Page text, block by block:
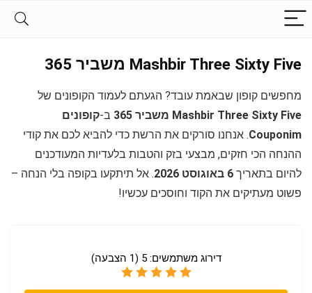
Mashbir Three Sixty Five משביר 365
מחפשים קופון שבאמת עובד? הגעתם לעמוד הקופונים של
Mashbir Three Sixty Five משביר 365
ב-קופונים
Couponim. אנחנו סורקים את הרשת כדי להביא לכם את קודי
ההנחה הכי חזקים, מבצעי בזק והטבות בלעדיות המעודכנים
להיום בתאריך 6 באוגוסט 2026
. אל תיתקעו בקופה בלי הנחה –
פשוט מעתיקים את הקוד וחוסכים עכשיו!
דירוג משתמשים:5
(
1 הצבעה)